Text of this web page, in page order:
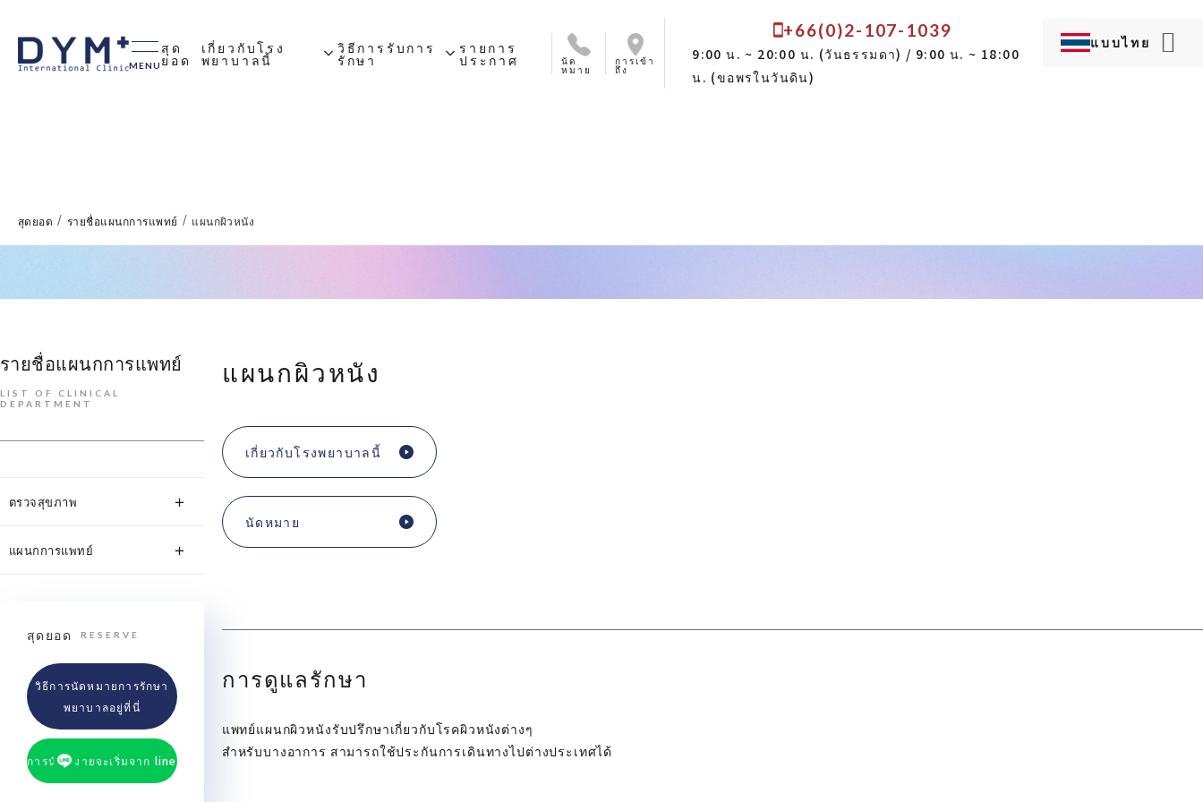
MENU
สุด
ยอด
เกี่ยวกับโรง
พยาบาลนี้ expand_more วิธีการรับการ
รักษา expand_moreรายการ
ประกาศ นัด
หมาย
การเข้า
ถึง
+66(0)2-107-1039
9:00 น. ~ 20:00 น. (วันธรรมดา) / 9:00 น. ~ 18:00
น. (ขอพรในวันดิน)
Language...
แบบไทย
สุดยอด / รายชื่อแผนกการแพทย์ / แผนกผิวหนัง
รายชื่อแผนกการแพทย์
LIST OF CLINICAL
DEPARTMENT
ตรวจสุขภาพ
แผนกการแพทย์
สุดยอด RESERVE
วิธีการนัดหมายการรักษา
พยาบาลอยู่ที่นี่
การนัดหมายจะเริ่มจาก line
แผนกผิวหนัง
เกี่ยวกับโรงพยาบาลนี้
นัดหมาย
การดูแลรักษา
แพทย์แผนกผิวหนังรับปรึกษาเกี่ยวกับโรคผิวหนังต่างๆ
สำหรับบางอาการ สามารถใช้ประกันการเดินทางไปต่างประเทศได้